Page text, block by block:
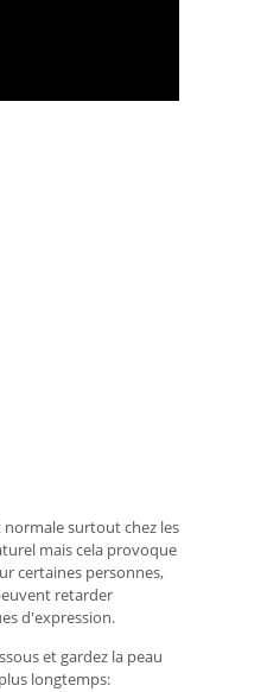
normale surtout chez les
mais cela provoque
certaines personnes,
retarder
d'expression.
et gardez la peau
longtemps: